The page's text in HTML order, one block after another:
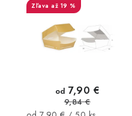
až 19 %
od 7,90 €
9,84 €